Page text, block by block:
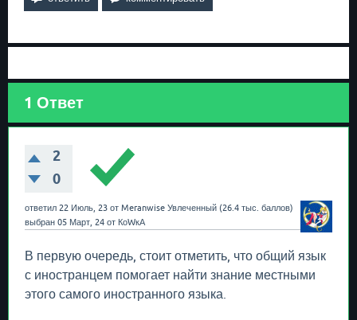
1 Ответ
2
0
ответил 22 Июль, 23 от Meranwise Увлеченный (26.4 тыс. баллов)
выбран 05 Март, 24 от КоWкА
В первую очередь, стоит отметить, что общий язык
с иностранцем помогает найти знание местными
этого самого иностранного языка.